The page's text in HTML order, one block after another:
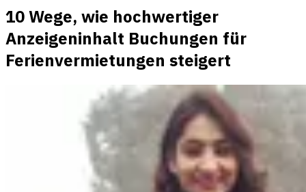
10 Wege, wie hochwertiger
Anzeigeninhalt Buchungen für
Ferienvermietungen steigert